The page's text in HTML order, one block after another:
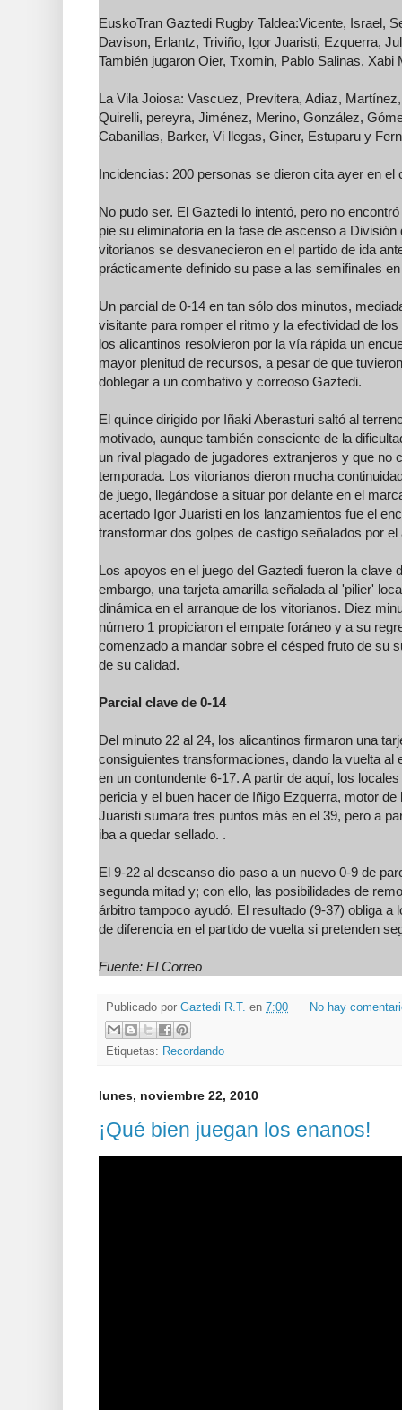
EuskoTran Gaztedi Rugby Taldea:Vicente, Israel,
Davison, Erlantz, Triviño, Igor Juaristi, Ezquerra,
También jugaron Oier, Txomin, Pablo Salinas, Xabi
La Vila Joiosa: Vascuez, Previtera, Adiaz,
Quirelli, pereyra, Jiménez, Merino, González,
Cabanillas, Barker, Vi llegas, Giner, Estuparu y
Incidencias: 200 personas se dieron cita ayer en
No pudo ser. El Gaztedi lo intentó, pero no
pie su eliminatoria en la fase de ascenso a
vitorianos se desvanecieron en el partido de ida
prácticamente definido su pase a las semifinales
Un parcial de 0-14 en tan sólo dos minutos,
visitante para romper el ritmo y la efectividad de
los alicantinos resolvieron por la vía rápida un
mayor plenitud de recursos, a pesar de que
doblegar a un combativo y correoso Gaztedi.
El quince dirigido por Iñaki Aberasturi saltó al
motivado, aunque también consciente de la
un rival plagado de jugadores extranjeros y que no
temporada. Los vitorianos dieron mucha
de juego, llegándose a situar por delante en el
acertado Igor Juaristi en los lanzamientos fue el
transformar dos golpes de castigo señalados por el
Los apoyos en el juego del Gaztedi fueron la clave
embargo, una tarjeta amarilla señalada al 'pilier'
dinámica en el arranque de los vitorianos. Diez
número 1 propiciaron el empate foráneo y a su
comenzado a mandar sobre el césped fruto de su
de su calidad.
Parcial clave de 0-14
Del minuto 22 al 24, los alicantinos firmaron una
consiguientes transformaciones, dando la vuelta al
en un contundente 6-17. A partir de aquí, los
pericia y el buen hacer de Iñigo Ezquerra, motor
Juaristi sumara tres puntos más en el 39, pero a
iba a quedar sellado. .
El 9-22 al descanso dio paso a un nuevo 0-9 de
segunda mitad y; con ello, las posibilidades de
árbitro tampoco ayudó. El resultado (9-37) obliga a
de diferencia en el partido de vuelta si pretenden
Fuente: El Correo
Publicado por Gaztedi R.T. en 7:00 No hay
Etiquetas: Recordando
lunes, noviembre 22, 2010
¡Qué bien juegan los enanos!